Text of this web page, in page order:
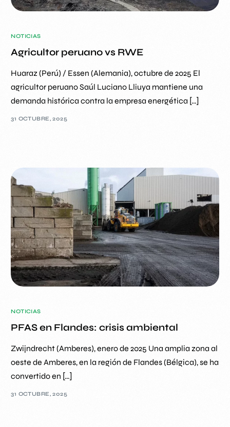
NOTICIAS
Agricultor peruano vs RWE
Huaraz (Perú) / Essen (Alemania), octubre de 2025 El
agricultor peruano Saúl Luciano Lliuya mantiene una
demanda histórica contra la empresa energética […]
31 OCTUBRE, 2025
NOTICIAS
PFAS en Flandes: crisis ambiental
Zwijndrecht (Amberes), enero de 2025 Una amplia zona al
oeste de Amberes, en la región de Flandes (Bélgica), se ha
convertido en […]
31 OCTUBRE, 2025